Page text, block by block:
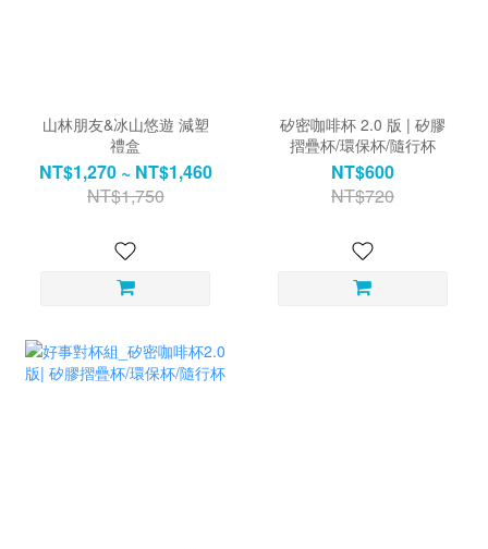
山林朋友&冰山悠遊 減塑
禮盒
NT$1,270 ~ NT$1,460
NT$1,750
矽密咖啡杯 2.0 版 | 矽膠
摺疊杯/環保杯/隨行杯
NT$600
NT$720